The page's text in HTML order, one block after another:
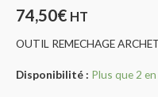
74,50€ HT
OUTIL REMECHAGE
Disponibilité : Plus que 2